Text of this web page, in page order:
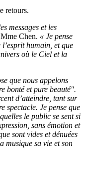
retours.
messages et les
Chen. « Je pense
humain, et que
où le Ciel et la
que nous appelons
bonté et pure beauté".
d’atteindre, tant sur
spectacle. Je pense que
le public se sent si
sans émotion et
sont vides et dénuées
musique sa vie et son